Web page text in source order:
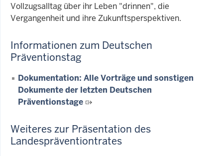
Vollzugsalltag über ihr Leben "drinnen", die
Vergangenheit und ihre Zukunftsperspektiven.
Informationen zum Deutschen
Präventionstag
Dokumentation: Alle Vorträge und sonstigen
Dokumente der letzten Deutschen
Präventionstage
Weiteres zur Präsentation des
Landespräventiontrates